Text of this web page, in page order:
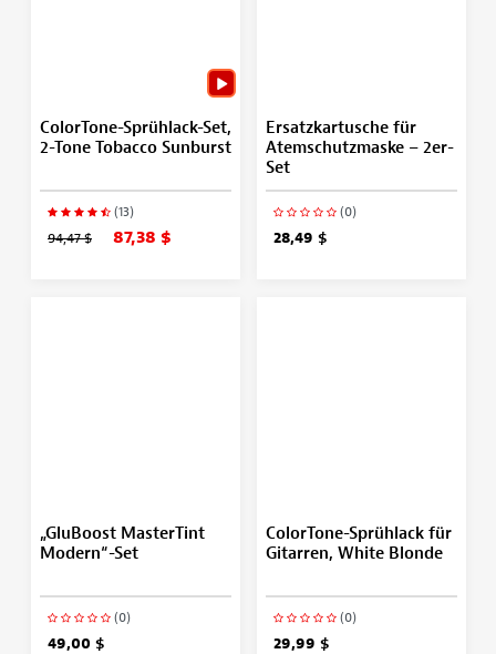
ColorTone-Sprühlack-Set,
2-Tone Tobacco Sunburst
(13)
94,47 $ 87,38 $
Ersatzkartusche für
Atemschutzmaske – 2er-
Set
(0)
28,49 $
„GluBoost MasterTint
Modern“-Set
(0)
49,00 $
ColorTone-Sprühlack für
Gitarren, White Blonde
(0)
29,99 $